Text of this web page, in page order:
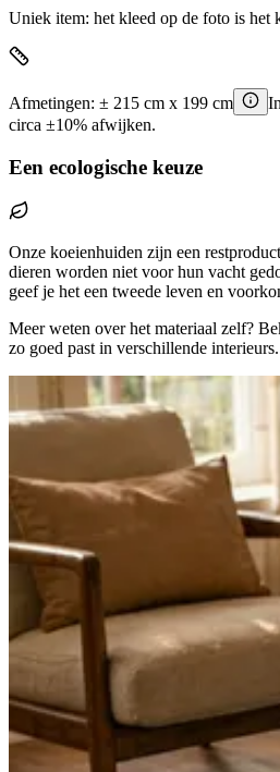
Uniek item: het kleed op de foto is het
Afmetingen: ± 215 cm x 199 cm
circa ±10% afwijken.
Een ecologische keuze
Onze koeienhuiden zijn een
dieren worden niet voor hun vacht
geef je het een tweede leven en
Meer weten over het materiaal zelf?
zo goed past in verschillende interieurs.